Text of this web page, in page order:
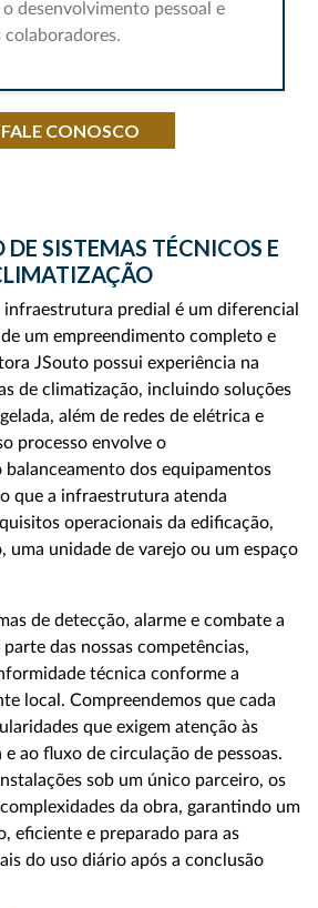
desenvolvimento pessoal e
FALE CONOSCO
SISTEMAS TÉCNICOS E
predial é um diferencial
um empreendimento completo e
JSouto possui experiência na
de climatização, incluindo soluções
além de redes de elétrica e
processo envolve o
balanceamento dos equipamentos
que a infraestrutura atenda
operacionais da edificação,
uma unidade de varejo ou um espaço
de detecção, alarme e combate a
das nossas competências,
técnica conforme a
local. Compreendemos que cada
que exigem atenção às
e ao fluxo de circulação de pessoas.
sob um único parceiro, os
da obra, garantindo um
eficiente e preparado para as
do uso diário após a conclusão